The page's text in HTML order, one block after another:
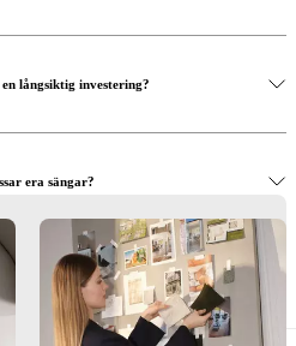
långsiktig investering?
era sängar?
ett enhetligt sovrumsutseende?